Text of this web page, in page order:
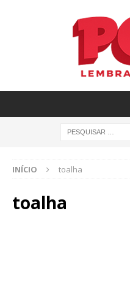
INÍCIO toalha
toalha